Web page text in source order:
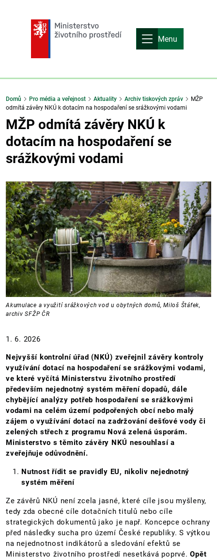
Menu
Domů Pro média a veřejnost Aktuality Archiv tiskových zpráv
MŽP
odmítá závěry NKÚ k dotacím na hospodaření se srážkovými vodami
MŽP odmítá závěry NKÚ k
dotacím na hospodaření se
srážkovými vodami
Akumulace a využití srážkových vod u obytných domů, Miloš Štáfek,
archiv SFŽP ČR
1. 6. 2026
Nejvyšší kontrolní úřad (NKÚ) zveřejnil závěry kontroly
využívání dotací na hospodaření se srážkovými vodami,
ve které vyčítá Ministerstvu životního prostředí
především nejednotný systém měření dopadů, dále
chybějící analýzy potřeb hospodaření se srážkovými
vodami na celém území podpořených obcí nebo malý
zájem o využívání dotací na zadržování dešťové vody či
zelených střech z programu Nová zelená úsporám.
Ministerstvo s těmito závěry NKÚ nesouhlasí a
zveřejňuje odůvodnění.
Nutnost řídit se pravidly EU, nikoliv nejednotný
systém měření
Ze závěrů NKÚ není zcela jasné, které cíle jsou myšleny,
tedy zda obecné cíle dotačních titulů nebo cíle
strategických dokumentů jako je např. Koncepce ochrany
před následky sucha pro území České republiky. S výtkou
na nejednotnost indikátorů a sledování efektů se
Ministerstvo životního prostředí nesetkává poprvé.Opět